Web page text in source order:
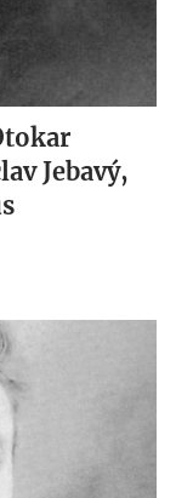
Jebavý,